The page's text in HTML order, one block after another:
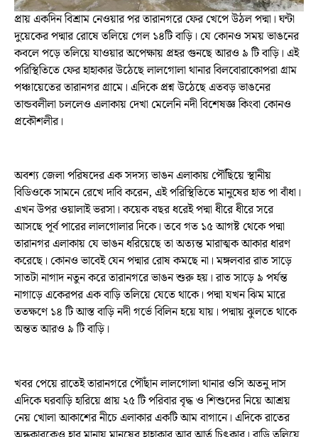
প্রায় একদিন বিশ্রাম নেওয়ার পর তারানগরে ফের খেপে উঠল পদ্মা। ঘন্টা
দুয়েকের পদ্মার রোষে তলিয়ে গেল ১৪টি বাড়ি। যে কোনও সময় ভাঙনের
কবলে পড়ে তলিয়ে যাওয়ার অপেক্ষায় প্রহর গুনছে আরও ৯ টি বাড়ি। এই
পরিস্থিতিতে ফের হাহাকার উঠেছে লালগোলা থানার বিলবোরাকোপরা গ্রাম
পঞ্চায়েতের তারানগর গ্রামে। এদিকে প্রশ্ন উঠেছে এতবড় ভাঙনের
তান্ডবলীলা চললেও এলাকায় দেখা মেলেনি নদী বিশেষজ্ঞ কিংবা কোনও
প্রকৌশলীর।
অবশ্য জেলা পরিষদের এক সদস্য ভাঙন এলাকায় পৌঁছিয়ে স্থানীয়
বিডিওকে সামনে রেখে দাবি করেন, এই পরিস্থিতিতে মানুষের হাত পা বাঁধা।
এখন উপর ওয়ালাই ভরসা। কয়েক বছর ধরেই পদ্মা ধীরে ধীরে সরে
আসছে পূর্ব পারের লালগোলার দিকে। তবে গত ১৫ আগষ্ট থেকে পদ্মা
তারানগর এলাকায় যে ভাঙন ধরিয়েছে তা অত্যন্ত মারাত্মক আকার ধারণ
করেছে। কোনও ভাবেই যেন পদ্মার রোষ কমছে না। মঙ্গলবার রাত সাড়ে
সাতটা নাগাদ নতুন করে তারানগরে ভাঙন শুরু হয়। রাত সাড়ে ৯ পর্যন্ত
নাগাড়ে একেরপর এক বাড়ি তলিয়ে যেতে থাকে। পদ্মা যখন ঝিম মারে
ততক্ষণে ১৪ টি আস্ত বাড়ি নদী গর্ভে বিলিন হয়ে যায়। পদ্মায় ঝুলতে থাকে
অন্তত আরও ৯ টি বাড়ি।
খবর পেয়ে রাতেই তারানগরে পৌঁছান লালগোলা থানার ওসি অতনু দাস
এদিকে ঘরবাড়ি হারিয়ে প্রায় ২৫ টি পরিবার বৃদ্ধ ও শিশুদের নিয়ে আশ্রয়
নেয় খোলা আকাশের নীচে এলাকার একটি আম বাগানে। এদিকে রাতের